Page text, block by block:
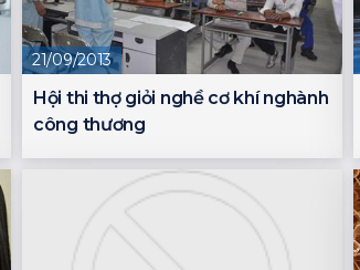
21/09/2013
Hội thi thợ giỏi nghề cơ khí nghành
công thương